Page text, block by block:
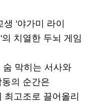
'야가미 라이
치열한 두뇌 게임
막히는 서사와
의 순간은
최고조로 끌어올리